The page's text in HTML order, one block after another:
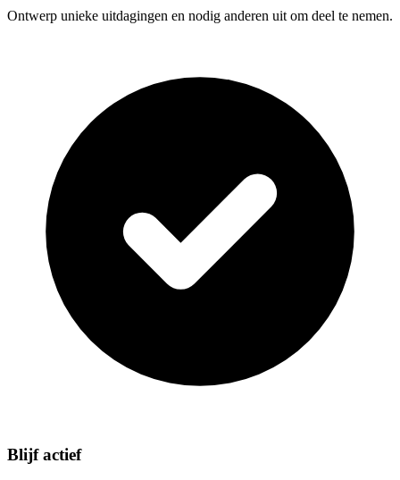
Ontwerp unieke uitdagingen en nodig anderen uit om deel te nemen.
Blijf actief